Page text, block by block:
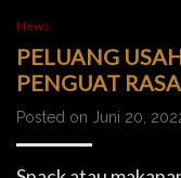
News
PELUANG
PENGUAT RASA
Posted on Juni 20,